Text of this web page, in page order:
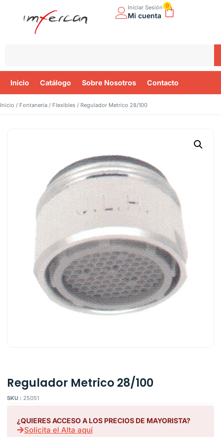
Iniciar Sesión
Mi cuenta
0
Inicio Catálogo Sobre Nosotros Contacto
Inicio / Fontaneria / Flexibles / Regulador Metrico 28/100
Regulador Metrico 28/100
SKU : 25051
¿QUIERES ACCESO A LOS PRECIOS DE MAYORISTA?
Solicita el Alta aquí